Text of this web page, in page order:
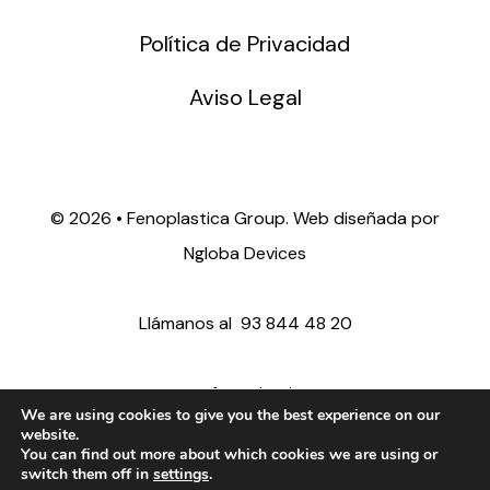
Política de Privacidad
Aviso Legal
© 2026 • Fenoplastica Group. Web diseñada por
Ngloba Devices
Llámanos al 93 844 48 20
ventas@fenoplastica.com
export@fenoplastica.com
We are using cookies to give you the best experience on our
website.
You can find out more about which cookies we are using or
switch them off in settings.